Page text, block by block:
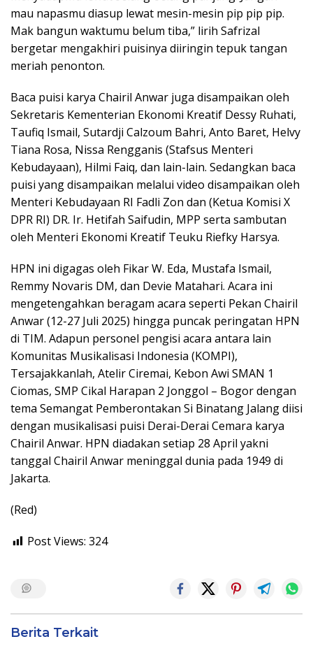
mau napasmu diasup lewat mesin-mesin pip pip pip.
Mak bangun waktumu belum tiba,” lirih Safrizal
bergetar mengakhiri puisinya diiringin tepuk tangan
meriah penonton.
Baca puisi karya Chairil Anwar juga disampaikan oleh
Sekretaris Kementerian Ekonomi Kreatif Dessy Ruhati,
Taufiq Ismail, Sutardji Calzoum Bahri, Anto Baret, Helvy
Tiana Rosa, Nissa Rengganis (Stafsus Menteri
Kebudayaan), Hilmi Faiq, dan lain-lain. Sedangkan baca
puisi yang disampaikan melalui video disampaikan oleh
Menteri Kebudayaan RI Fadli Zon dan (Ketua Komisi X
DPR RI) DR. Ir. Hetifah Saifudin, MPP serta sambutan
oleh Menteri Ekonomi Kreatif Teuku Riefky Harsya.
HPN ini digagas oleh Fikar W. Eda, Mustafa Ismail,
Remmy Novaris DM, dan Devie Matahari. Acara ini
mengetengahkan beragam acara seperti Pekan Chairil
Anwar (12-27 Juli 2025) hingga puncak peringatan HPN
di TIM. Adapun personel pengisi acara antara lain
Komunitas Musikalisasi Indonesia (KOMPI),
Tersajakkanlah, Atelir Ciremai, Kebon Awi SMAN 1
Ciomas, SMP Cikal Harapan 2 Jonggol – Bogor dengan
tema Semangat Pemberontakan Si Binatang Jalang diisi
dengan musikalisasi puisi Derai-Derai Cemara karya
Chairil Anwar. HPN diadakan setiap 28 April yakni
tanggal Chairil Anwar meninggal dunia pada 1949 di
Jakarta.
(Red)
Post Views: 324
Berita Terkait